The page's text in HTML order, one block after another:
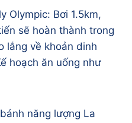
Olympic: Bơi 1.5km,
sẽ hoàn thành trong
lắng về khoản dinh
hoạch ăn uống như
năng lượng La